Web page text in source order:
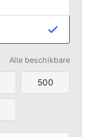
Alle beschikbare
500